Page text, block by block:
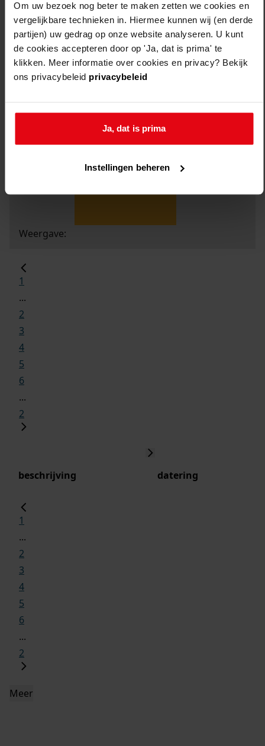
Om uw bezoek nog beter te maken zetten we cookies en
vergelijkbare technieken in. Hiermee kunnen wij (en derde
partijen) uw gedrag op onze website analyseren. U kunt
de cookies accepteren door op 'Ja, dat is prima' te
klikken. Meer informatie over cookies en privacy? Bekijk
ons privacybeleid privacybeleid
Ja, dat is prima
Instellingen beheren
Weergave:
1
...
2
3
4
5
6
...
2
beschrijving datering
1
...
2
3
4
5
6
...
2
Meer